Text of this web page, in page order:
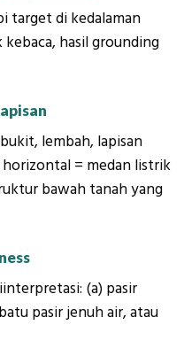
target di kedalaman
kebaca, hasil grounding
lembah, lapisan
= medan listrik
bawah tanah yang
(a) pasir
pasir jenuh air, atau